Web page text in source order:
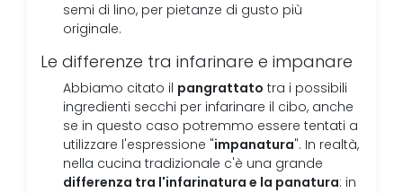
semi di lino, per pietanze di gusto più
originale.
Le differenze tra infarinare e impanare
Abbiamo citato il pangrattato tra i possibili
ingredienti secchi per infarinare il cibo, anche
se in questo caso potremmo essere tentati a
utilizzare l'espressione "impanatura". In realtà,
nella cucina tradizionale c'è una grande
differenza tra l'infarinatura e la panatura: in